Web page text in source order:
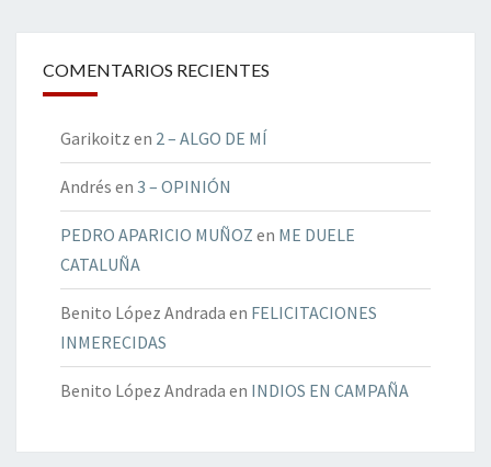
COMENTARIOS RECIENTES
Garikoitz en 2 – ALGO DE MÍ
Andrés en 3 – OPINIÓN
PEDRO APARICIO MUÑOZ en ME DUELE
CATALUÑA
Benito López Andrada en FELICITACIONES
INMERECIDAS
Benito López Andrada en INDIOS EN CAMPAÑA